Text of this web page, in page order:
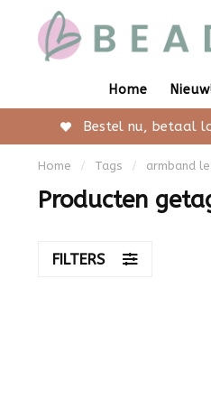
Home
Bestel nu, betaal
Home / Tags / armband
Producten
FILTERS